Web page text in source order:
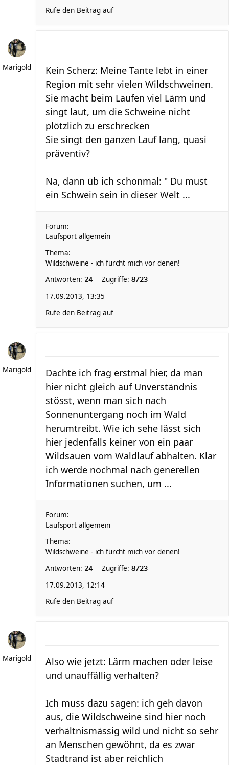
Rufe den Beitrag auf
Marigold
Kein Scherz: Meine Tante lebt in einer
Region mit sehr vielen Wildschweinen.
Sie macht beim Laufen viel Lärm und
singt laut, um die Schweine nicht
plötzlich zu erschrecken
Sie singt den ganzen Lauf lang, quasi
präventiv?
Na, dann üb ich schonmal: " Du must
ein Schwein sein in dieser Welt ...
Forum:
Laufsport allgemein
Thema:
Wildschweine - ich fürcht mich vor denen!
Antworten: 24 Zugriffe: 8723
17.09.2013, 13:35
Rufe den Beitrag auf
Marigold
Dachte ich frag erstmal hier, da man
hier nicht gleich auf Unverständnis
stösst, wenn man sich nach
Sonnenuntergang noch im Wald
herumtreibt. Wie ich sehe lässt sich
hier jedenfalls keiner von ein paar
Wildsauen vom Waldlauf abhalten. Klar
ich werde nochmal nach generellen
Informationen suchen, um ...
Forum:
Laufsport allgemein
Thema:
Wildschweine - ich fürcht mich vor denen!
Antworten: 24 Zugriffe: 8723
17.09.2013, 12:14
Rufe den Beitrag auf
Marigold
Also wie jetzt: Lärm machen oder leise
und unauffällig verhalten?
Ich muss dazu sagen: ich geh davon
aus, die Wildschweine sind hier noch
verhältnismässig wild und nicht so sehr
an Menschen gewöhnt, da es zwar
Stadtrand ist aber reichlich